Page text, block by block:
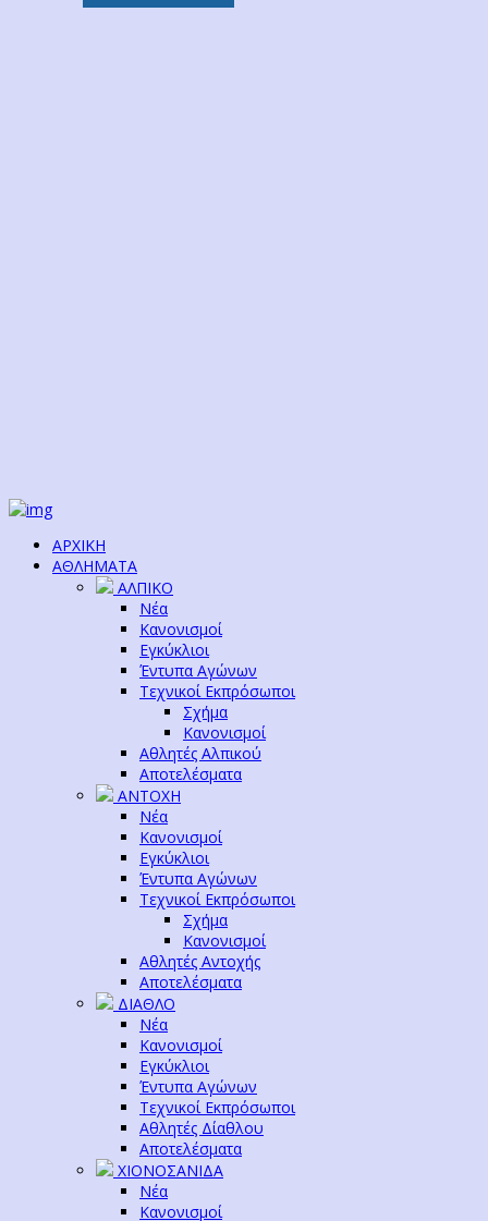
ΑΡΧΙΚΗ
ΑΘΛΗΜΑΤΑ
ΑΛΠΙΚΟ
Νέα
Κανονισμοί
Εγκύκλιοι
Έντυπα Αγώνων
Τεχνικοί Εκπρόσωποι
Σχήμα
Κανονισμοί
Αθλητές Αλπικού
Αποτελέσματα
ΑΝΤΟΧΗ
Νέα
Κανονισμοί
Εγκύκλιοι
Έντυπα Αγώνων
Τεχνικοί Εκπρόσωποι
Σχήμα
Κανονισμοί
Αθλητές Αντοχής
Αποτελέσματα
ΔΙΑΘΛΟ
Νέα
Κανονισμοί
Εγκύκλιοι
Έντυπα Αγώνων
Τεχνικοί Εκπρόσωποι
Αθλητές Δίαθλου
Αποτελέσματα
ΧΙΟΝΟΣΑΝΙΔΑ
Νέα
Κανονισμοί